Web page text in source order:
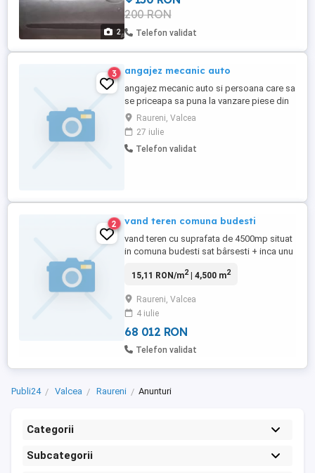
2
200 RON
Telefon validat
3 angajez mecanic auto
angajez mecanic auto si persoana care sa
se priceapa sa puna la vanzare piese din
dezmembrari pe internet full time program
de 8h zi luni-vineri salariu 2500-5000
numar de posturi :2 mai multe detali la nr
de tel:
Raureni, Valcea
27 iulie
Telefon validat
2 vand teren comuna budesti
vand teren cu suprafata de 4500mp situat
in comuna budesti sat bârsesti + inca unu
4300mp
15,11 RON/m2| 4,500 m2
Raureni, Valcea
4 iulie
68 012 RON
Telefon validat
Publi24 Valcea Raureni Anunturi
Categorii
Subcategorii